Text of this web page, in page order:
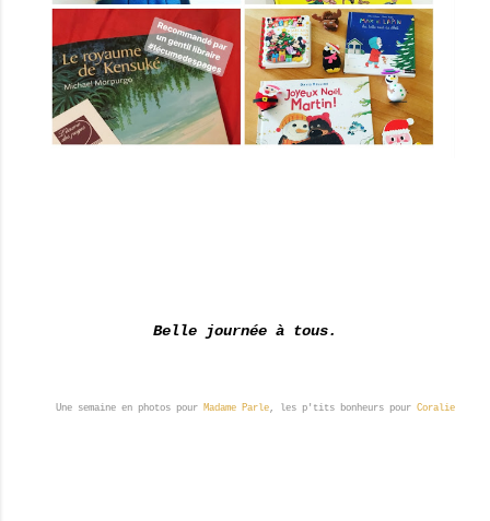
Belle journée à tous.
Une semaine en photos pour Madame Parle, les p'tits bonheurs pour Coralie